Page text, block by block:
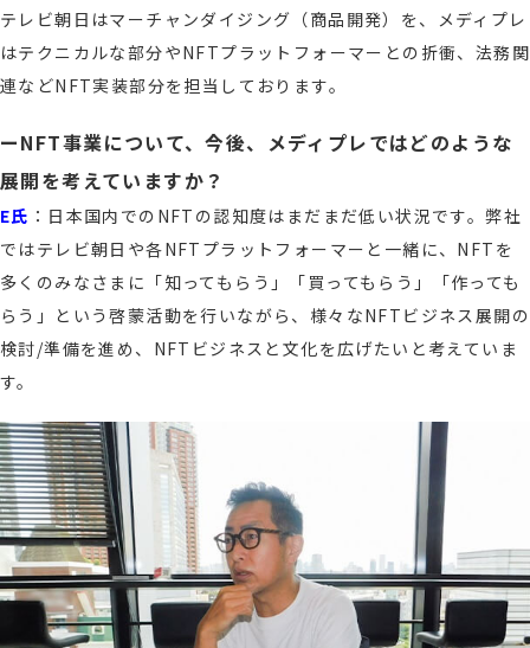
テレビ朝日はマーチャンダイジング（商品開発）を、メディプレ
はテクニカルな部分やNFTプラットフォーマーとの折衝、法務関
連などNFT実装部分を担当しております。
ーNFT事業について、今後、メディプレではどのような
展開を考えていますか？
E氏 ：日本国内でのNFTの認知度はまだまだ低い状況です。弊社
ではテレビ朝日や各NFTプラットフォーマーと一緒に、NFTを
多くのみなさまに「知ってもらう」「買ってもらう」「作っても
らう」という啓蒙活動を行いながら、様々なNFTビジネス展開の
検討/準備を進め、NFTビジネスと文化を広げたいと考えていま
す。